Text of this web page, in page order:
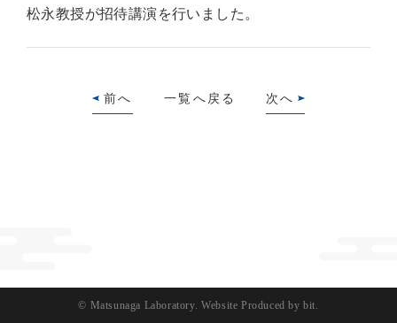
松永教授が招待講演を行いました。
前へ 一覧へ戻る 次へ
© Matsunaga Laboratory. Website Produced by bit.